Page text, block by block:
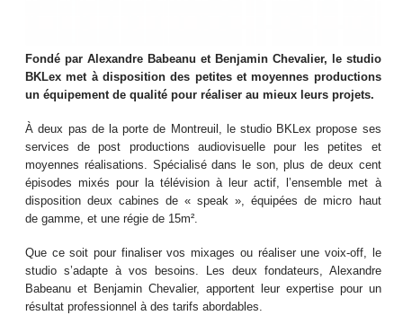
Fondé par Alexandre Babeanu et Benjamin Chevalier, le studio
BKLex met à disposition des petites et moyennes productions
un équipement de qualité pour réaliser au mieux leurs projets.
À deux pas de la porte de Montreuil, le studio BKLex propose ses
services de post productions audiovisuelle pour les petites et
moyennes réalisations. Spécialisé dans le son, plus de deux cent
épisodes mixés pour la télévision à leur actif, l’ensemble met à
disposition deux cabines de « speak », équipées de micro haut
de gamme, et une régie de 15m².
Que ce soit pour finaliser vos mixages ou réaliser une voix-off, le
studio s’adapte à vos besoins. Les deux fondateurs, Alexandre
Babeanu et Benjamin Chevalier, apportent leur expertise pour un
résultat professionnel à des tarifs abordables.